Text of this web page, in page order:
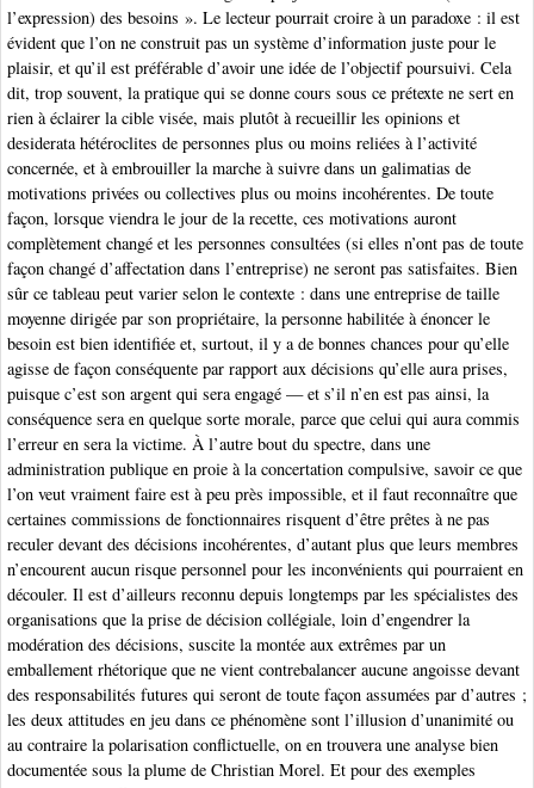
l’expression) des besoins ». Le lecteur pourrait croire à un paradoxe : il est
évident que l’on ne construit pas un système d’information juste pour le
plaisir, et qu’il est préférable d’avoir une idée de l’objectif poursuivi. Cela
dit, trop souvent, la pratique qui se donne cours sous ce prétexte ne sert en
rien à éclairer la cible visée, mais plutôt à recueillir les opinions et
desiderata hétéroclites de personnes plus ou moins reliées à l’activité
concernée, et à embrouiller la marche à suivre dans un galimatias de
motivations privées ou collectives plus ou moins incohérentes. De toute
façon, lorsque viendra le jour de la recette, ces motivations auront
complètement changé et les personnes consultées (si elles n’ont pas de toute
façon changé d’affectation dans l’entreprise) ne seront pas satisfaites. Bien
sûr ce tableau peut varier selon le contexte : dans une entreprise de taille
moyenne dirigée par son propriétaire, la personne habilitée à énoncer le
besoin est bien identifiée et, surtout, il y a de bonnes chances pour qu’elle
agisse de façon conséquente par rapport aux décisions qu’elle aura prises,
puisque c’est son argent qui sera engagé — et s’il n’en est pas ainsi, la
conséquence sera en quelque sorte morale, parce que celui qui aura commis
l’erreur en sera la victime. À l’autre bout du spectre, dans une
administration publique en proie à la concertation compulsive, savoir ce que
l’on veut vraiment faire est à peu près impossible, et il faut reconnaître que
certaines commissions de fonctionnaires risquent d’être prêtes à ne pas
reculer devant des décisions incohérentes, d’autant plus que leurs membres
n’encourent aucun risque personnel pour les inconvénients qui pourraient en
découler. Il est d’ailleurs reconnu depuis longtemps par les spécialistes des
organisations que la prise de décision collégiale, loin d’engendrer la
modération des décisions, suscite la montée aux extrêmes par un
emballement rhétorique que ne vient contrebalancer aucune angoisse devant
des responsabilités futures qui seront de toute façon assumées par d’autres ;
les deux attitudes en jeu dans ce phénomène sont l’illusion d’unanimité ou
au contraire la polarisation conflictuelle, on en trouvera une analyse bien
documentée sous la plume de Christian Morel. Et pour des exemples